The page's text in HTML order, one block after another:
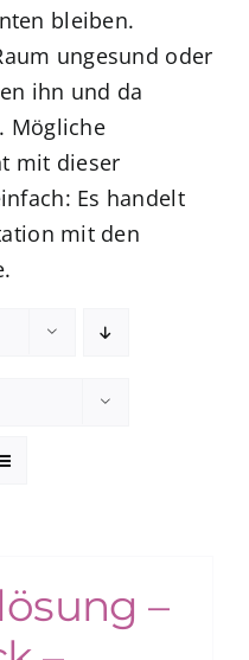
zum Buchhandel
bleiben.
ungesund oder
ihn und da
Mögliche
mit dieser
Es handelt
mit den
–